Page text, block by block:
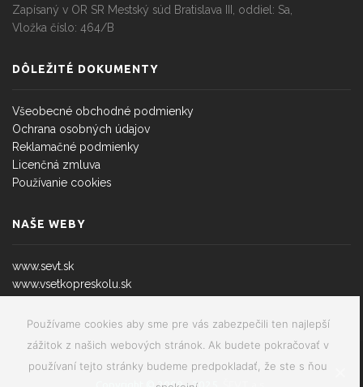
Používame cookies aby sme pre vás zabezpečili ten najlepší
zážitok z našich webových stránok. Ak budete pokračovať v
používaní tejto stránky budeme predpokladať, že ste s ňou
Zapísaný v OR SR Mestský súd Bratislava III, oddiel: Sa,
Vložka číslo: 464/B
DÔLEŽITÉ DOKUMENTY
Všeobecné obchodné podmienky
Ochrana osobných údajov
Reklamačné podmienky
Licenčná zmluva
Používanie cookies
NAŠE WEBY
www.sevt.sk
www.vsetkopreskolu.sk